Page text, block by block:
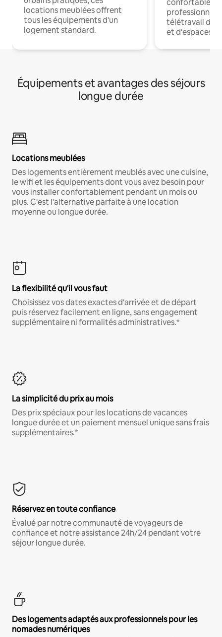
locations meublées offrent
tous les équipements d'un
logement standard.
professionnels
télétravail
et d'espaces
Équipements et avantages des séjours
longue durée
Locations meublées
Des logements entièrement meublés avec une cuisine,
le wifi et les équipements dont vous avez besoin pour
vous installer confortablement pendant un mois ou
plus. C'est l'alternative parfaite à une location
moyenne ou longue durée.
La flexibilité qu'il vous faut
Choisissez vos dates exactes d'arrivée et de départ
puis réservez facilement en ligne, sans engagement
supplémentaire ni formalités administratives.*
La simplicité du prix au mois
Des prix spéciaux pour les locations de vacances
longue durée et un paiement mensuel unique sans frais
supplémentaires.*
Réservez en toute confiance
Évalué par notre communauté de voyageurs de
confiance et notre assistance 24h/24 pendant votre
séjour longue durée.
Des logements adaptés aux professionnels pour les
nomades numériques